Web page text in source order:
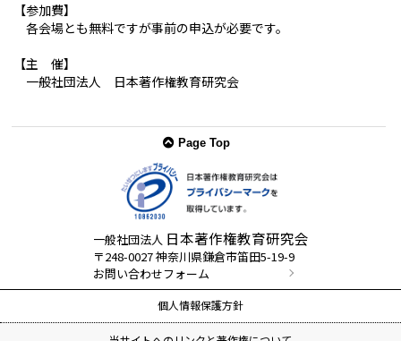
【参加費】
各会場とも無料ですが事前の申込が必要です。
【主 催】
一般社団法人 日本著作権教育研究会
Page Top
一般社団法人 日本著作権教育研究会
〒248-0027 神奈川県鎌倉市笛田5-19-9
お問い合わせフォーム
個人情報保護方針